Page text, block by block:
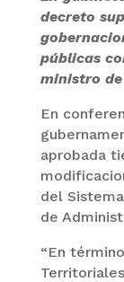
decreto
públicas
ministro
En
aprobada
del
de
“En